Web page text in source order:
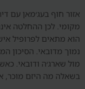
אזור חוף בעג׳מאן עם
מקומי. לכן ההחלטה
הוא מתאים לפרופיל
נמוך מדובאי. הסיכון
מול שארג׳ה ודובאי.
בשאלה מה היזם מוכר,